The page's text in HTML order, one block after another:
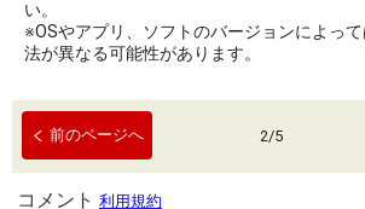
い。
※OSやアプリ、ソフトのバージョンによっ
法が異なる可能性があります。
前のページへ 2/5